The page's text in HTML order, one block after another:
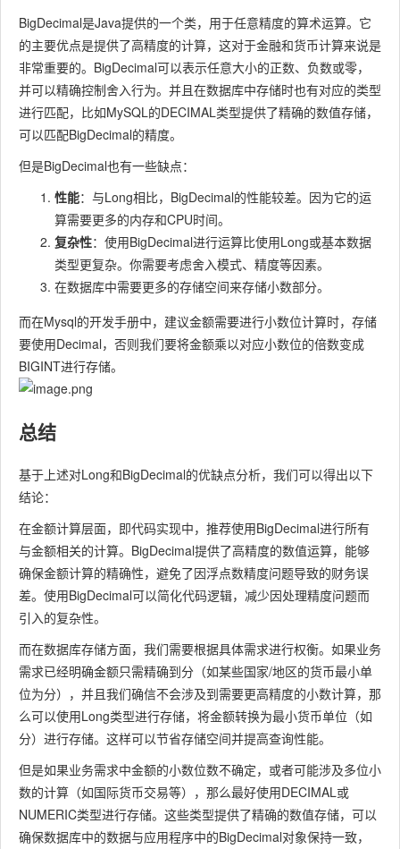
BigDecimal是Java提供的一个类，用于任意精度的算术运算。它
的主要优点是提供了高精度的计算，这对于金融和货币计算来说是
非常重要的。 BigDecimal可以表示任意大小的正数、负数或零，
并可以精确控制舍入行为。并且在数据库中存储时也有对应的类型
进行匹配，比如MySQL的DECIMAL类型提供了精确的数值存储，
可以匹配BigDecimal的精度。
但是BigDecimal也有一些缺点：
性能：与Long相比， BigDecimal的性能较差。因为它的运
算需要更多的内存和CPU时间。
复杂性：使用BigDecimal进行运算比使用Long或基本数据
类型更复杂。你需要考虑舍入模式、精度等因素。
在数据库中需要更多的存储空间来存储小数部分。
而在Mysql的开发手册中，建议金额需要进行小数位计算时，存储
要使用Decimal，否则我们要将金额乘以对应小数位的倍数变成
BIGINT进行存储。
总结
基于上述对Long和BigDecimal的优缺点分析，我们可以得出以下
结论：
在金额计算层面，即代码实现中，推荐使用BigDecimal进行所有
与金额相关的计算。 BigDecimal提供了高精度的数值运算，能够
确保金额计算的精确性，避免了因浮点数精度问题导致的财务误
差。使用BigDecimal可以简化代码逻辑，减少因处理精度问题而
引入的复杂性。
而在数据库存储方面，我们需要根据具体需求进行权衡。如果业务
需求已经明确金额只需精确到分（如某些国家/地区的货币最小单
位为分），并且我们确信不会涉及到需要更高精度的小数计算，那
么可以使用Long类型进行存储，将金额转换为最小货币单位（如
分）进行存储。这样可以节省存储空间并提高查询性能。
但是如果业务需求中金额的小数位数不确定，或者可能涉及多位小
数的计算（如国际货币交易等），那么最好使用DECIMAL或
NUMERIC类型进行存储。这些类型提供了精确的数值存储，可以
确保数据库中的数据与应用程序中的BigDecimal对象保持一致，